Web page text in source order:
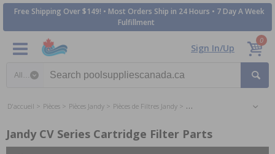
Free Shipping Over $149! • Most Orders Ship in 24 Hours • 7 Day A Week
Fulfillment
Sign In/Up
0
D'accueil Pièces Pièces Jandy Pièces de Filtres Jandy Jandy CV Series Cartridge
Jandy CV Series Cartridge Filter Parts